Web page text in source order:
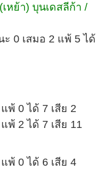
หย้า) บุนเดสลีก้า /
0 เสมอ 2 แพ้ 5 ได้
พ้ 0 ได้ 7 เสีย 2
พ้ 2 ได้ 7 เสีย 11
พ้ 0 ได้ 6 เสีย 4